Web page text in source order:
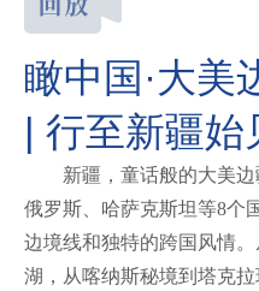
瞰中国·大美
| 行至新疆始
新疆，童话般的大美边
俄罗斯、哈萨克斯坦等8个
边境线和独特的跨国风情
湖，从喀纳斯秘境到塔克